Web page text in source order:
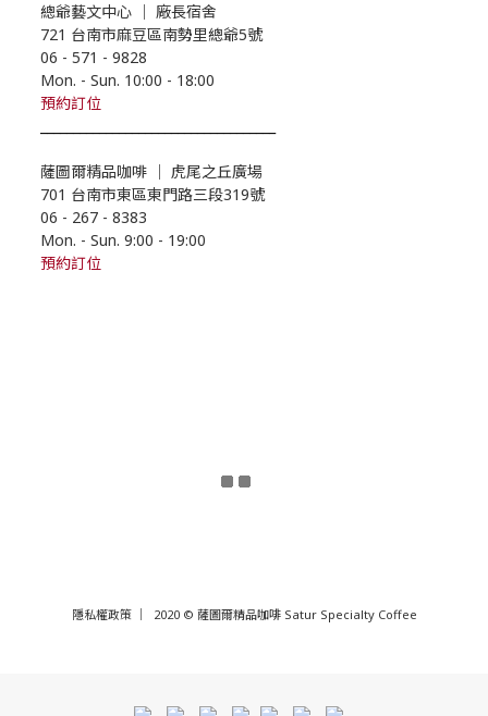
總爺藝文中心 ｜ 廠長宿舍
721 台南市麻豆區南勢里總爺5號
06 - 571 - 9828
Mon. - Sun. 10:00 - 18:00
預約訂位
薩圖爾精品咖啡 ｜ 虎尾之丘廣場
701 台南市東區東門路三段319號
06 - 267 - 8383
Mon. - Sun. 9:00 - 19:00
預約訂位
隱私權政策｜ 2020 © 薩圖爾精品咖啡 Satur Specialty Coffee